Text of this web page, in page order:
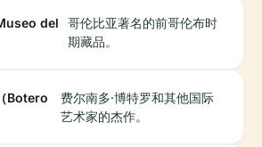
del
哥伦比亚著名的前哥伦布时
期藏品。
Botero
费尔南多·博特罗和其他国际
艺术家的杰作。